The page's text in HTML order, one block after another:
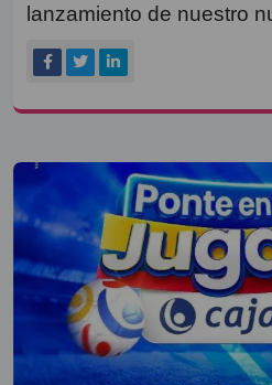
lanzamiento de nuestro